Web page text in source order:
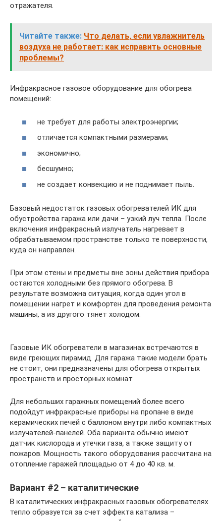
отражателя.
Читайте также: Что делать, если увлажнитель
воздуха не работает: как исправить основные
проблемы?
Инфракрасное газовое оборудование для обогрева
помещений:
не требует для работы электроэнергии;
отличается компактными размерами;
экономично;
бесшумно;
не создает конвекцию и не поднимает пыль.
Базовый недостаток газовых обогревателей ИК для
обустройства гаража или дачи – узкий луч тепла. После
включения инфракрасный излучатель нагревает в
обрабатываемом пространстве только те поверхности,
куда он направлен.
При этом стены и предметы вне зоны действия прибора
остаются холодными без прямого обогрева. В
результате возможна ситуация, когда один угол в
помещении нагрет и комфортен для проведения ремонта
машины, а из другого тянет холодом.
Газовые ИК обогреватели в магазинах встречаются в
виде греющих пирамид. Для гаража такие модели брать
не стоит, они предназначены для обогрева открытых
пространств и просторных комнат
Для небольших гаражных помещений более всего
подойдут инфракрасные приборы на пропане в виде
керамических печей с баллоном внутри либо компактных
излучателей-панелей. Оба варианта обычно имеют
датчик кислорода и утечки газа, а также защиту от
пожаров. Мощность такого оборудования рассчитана на
отопление гаражей площадью от 4 до 40 кв. м.
Вариант #2 – каталитические
В каталитических инфракрасных газовых обогревателях
тепло образуется за счет эффекта катализа –